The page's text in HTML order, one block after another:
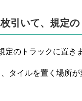
引いて、規定の
のトラックに置き
タイルを置く場所が